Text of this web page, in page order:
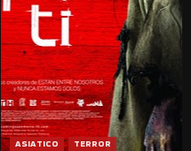
ASIATICO TERROR